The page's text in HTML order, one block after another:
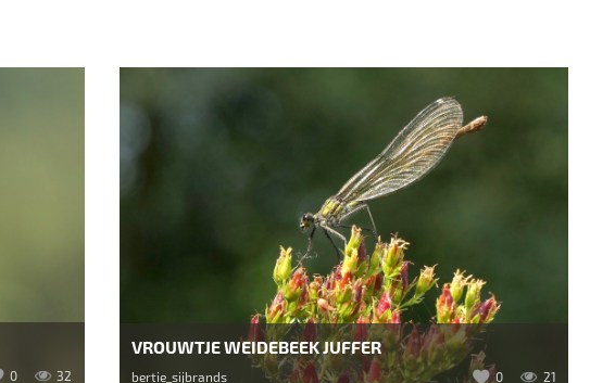
0 32
VROUWTJE WEIDEBEEK JUFFER
bertie_sijbrands 0 21